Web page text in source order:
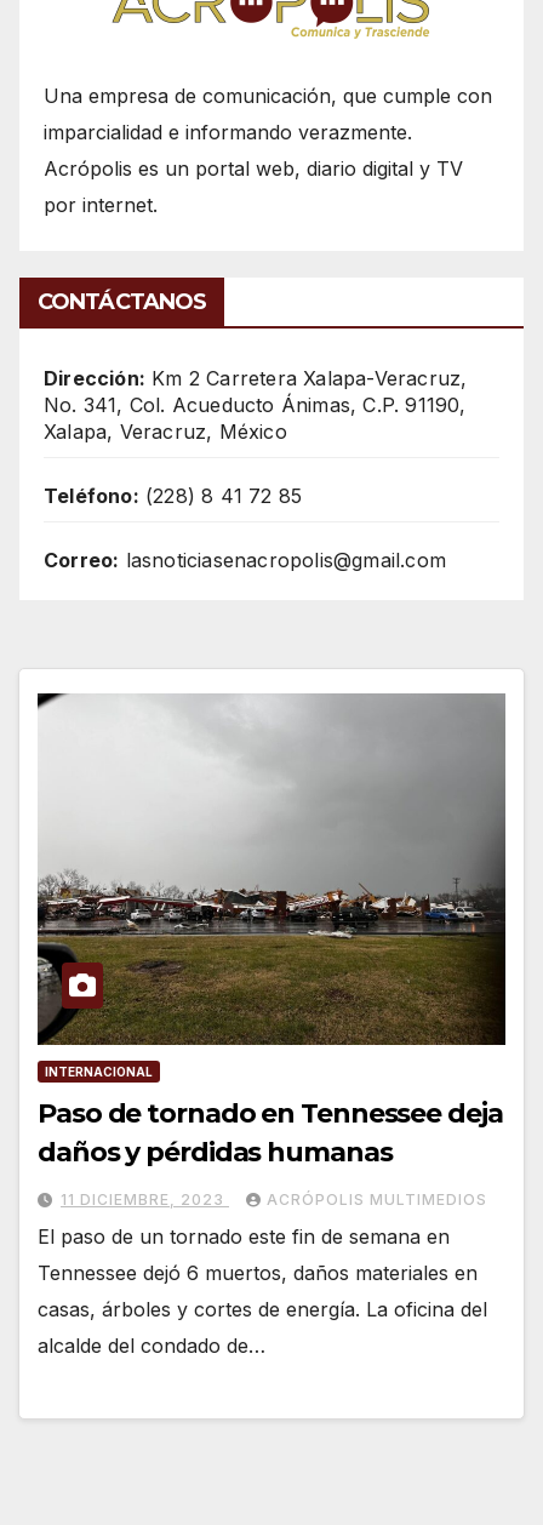
Una empresa de comunicación, que cumple con
imparcialidad e informando verazmente.
Acrópolis es un portal web, diario digital y TV
por internet.
CONTÁCTANOS
Dirección: Km 2 Carretera Xalapa-Veracruz,
No. 341, Col. Acueducto Ánimas, C.P. 91190,
Xalapa, Veracruz, México
Teléfono: (228) 8 41 72 85
Correo: lasnoticiasenacropolis@gmail.com
INTERNACIONAL
Paso de tornado en Tennessee deja
daños y pérdidas humanas
11 DICIEMBRE, 2023 ACRÓPOLIS MULTIMEDIOS
El paso de un tornado este fin de semana en
Tennessee dejó 6 muertos, daños materiales en
casas, árboles y cortes de energía. La oficina del
alcalde del condado de…